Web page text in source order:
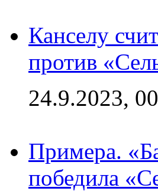
Канселу
против
24.9.2023,
Примера.
победила